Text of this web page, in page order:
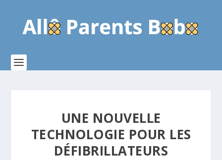
UNE NOUVELLE
TECHNOLOGIE POUR LES
DÉFIBRILLATEURS